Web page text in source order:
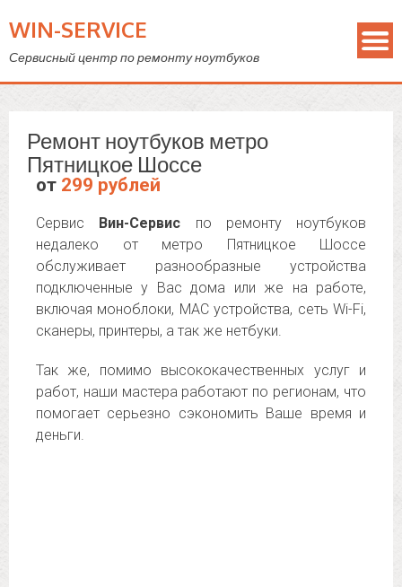
WIN-SERVICE
Сервисный центр по ремонту ноутбуков
Ремонт ноутбуков метро
Пятницкое Шоссе
от 299 рублей
Сервис Вин-Сервис по ремонту ноутбуков
недалеко от метро Пятницкое Шоссе
обслуживает разнообразные устройства
подключенные у Вас дома или же на работе,
включая моноблоки, MAC устройства, сеть Wi-Fi,
сканеры, принтеры, а так же нетбуки.
Так же, помимо высококачественных услуг и
работ, наши мастера работают по регионам, что
помогает серьезно сэкономить Ваше время и
деньги.